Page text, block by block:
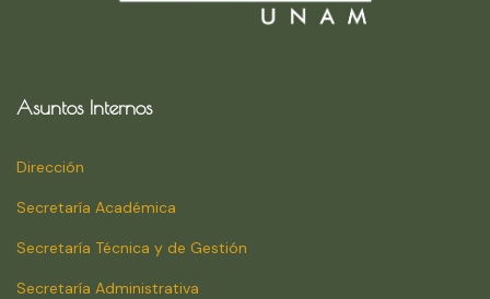
Asuntos Internos
Dirección
Secretaría Académica
Secretaría Técnica y de Gestión
Secretaría Administrativa